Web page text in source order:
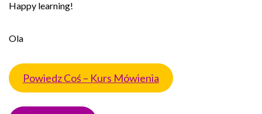
Happy learning!
Ola
Powiedz Coś – Kurs Mówienia